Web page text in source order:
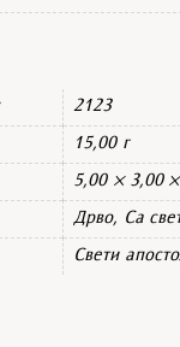
2123
15,00 г
5,00 × 3,00
Дрво, Са
Свети